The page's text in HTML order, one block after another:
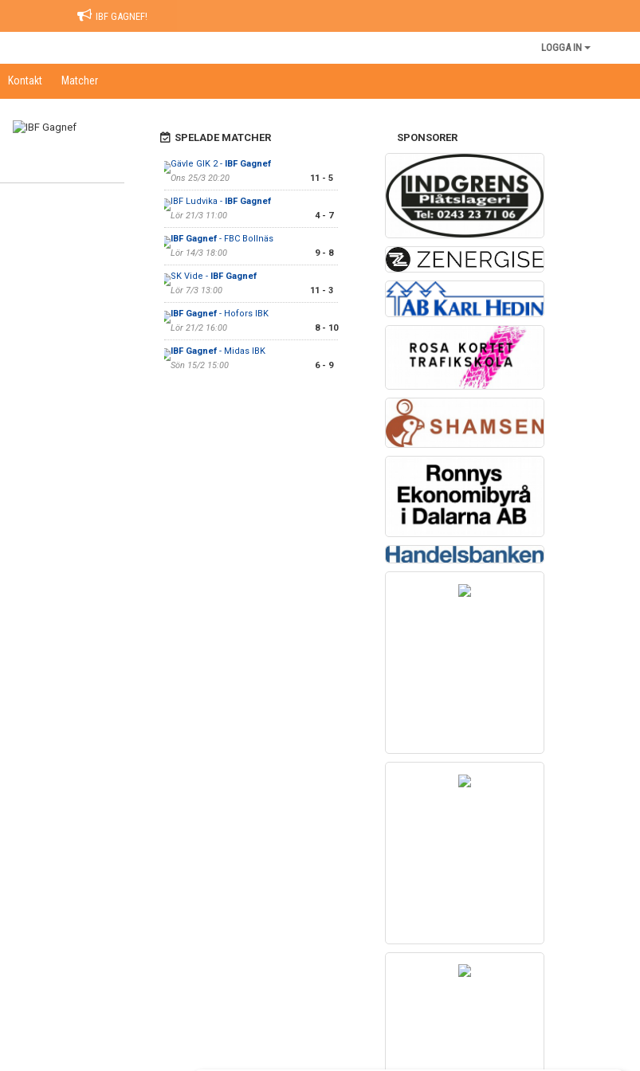
IBF GAGNEF!
LOGGA IN
Kontakt Matcher
SPELADE MATCHER
Gävle GIK 2 - IBF Gagnef
Ons 25/3 20:20
11 - 5
IBF Ludvika - IBF Gagnef
Lör 21/3 11:00
4 - 7
IBF Gagnef- FBC Bollnäs
Lör 14/3 18:00
9 - 8
SK Vide - IBF Gagnef
Lör 7/3 13:00
11 - 3
IBF Gagnef- Hofors IBK
Lör 21/2 16:00
8 - 10
IBF Gagnef- Midas IBK
Sön 15/2 15:00
6 - 9
SPONSORER